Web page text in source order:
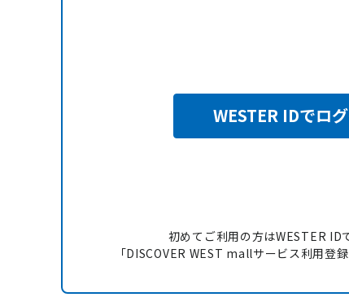
WESTER IDでロ
初めてご利用の方はWESTER ID
「DISCOVER WEST mallサービス利用登